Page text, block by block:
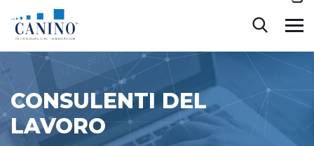
contenuto
CONSULENTI DEL
LAVORO